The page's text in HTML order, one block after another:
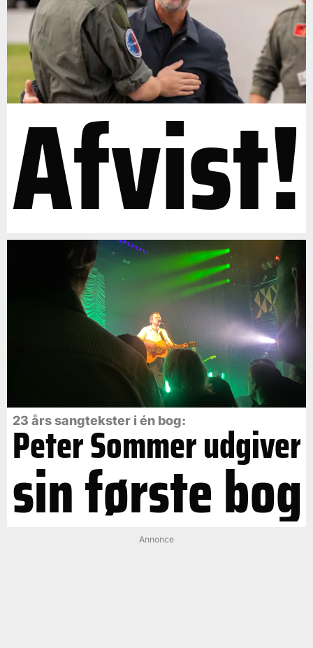
Afvist!
23 års sangtekster i én bog:
Peter Sommer udgiver
sin første bog
Annonce